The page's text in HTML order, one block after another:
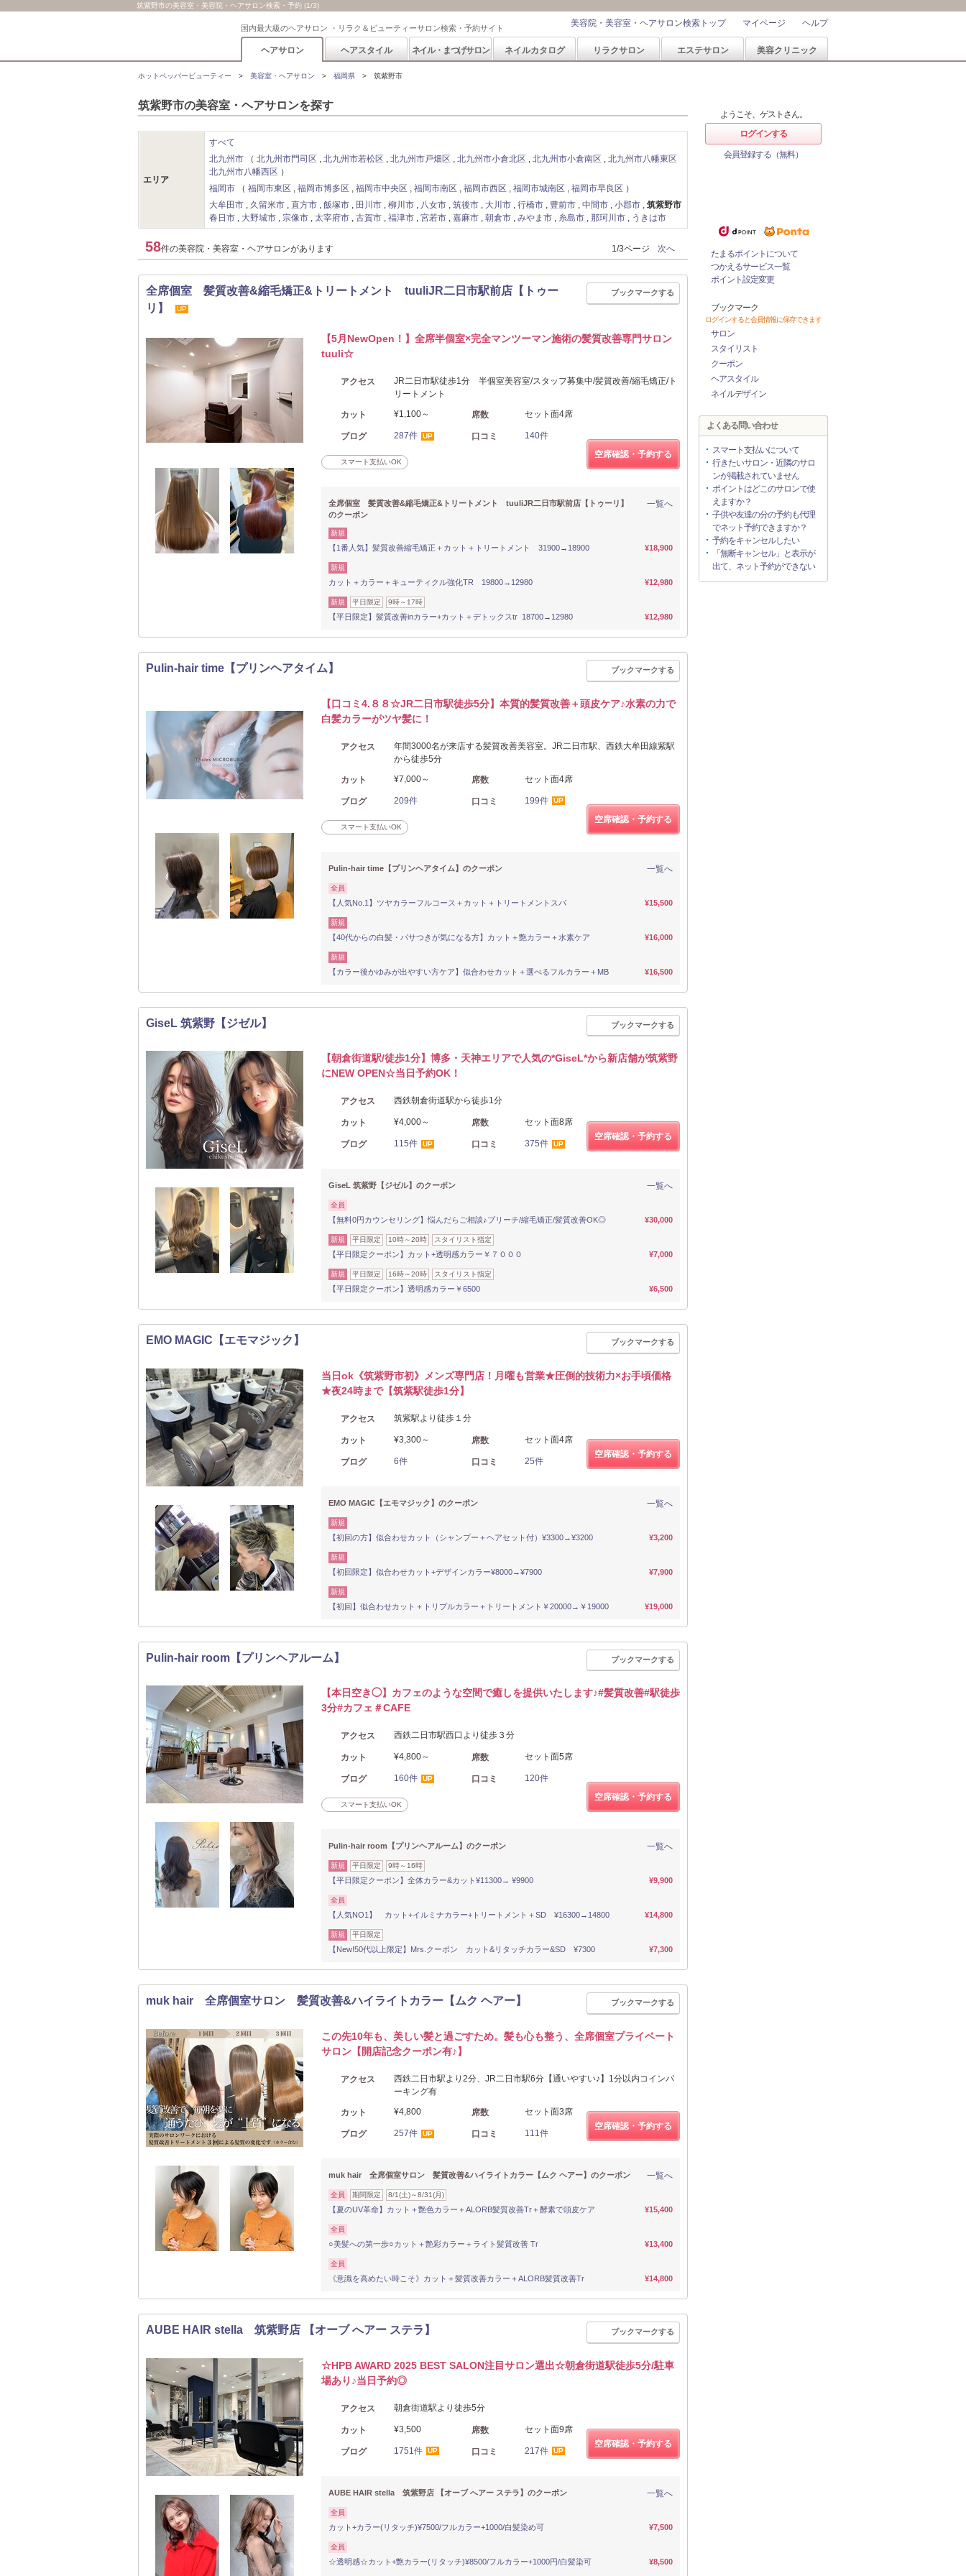
筑紫野市の美容室・美容院・ヘアサロン検索・予約 (1/3)
国内最大級のヘアサロン ・リラク＆ビューティーサロン検索・予約サイト ヘルプ
マイページ
美容院・美容室・ヘアサロン検索トップ
ヘアサロン ヘアスタイル ネイル・まつげサロン ネイルカタログ リラクサロン エステサロン 美容クリニック
ホットペッパービューティー 美容室・ヘアサロン 福岡県 筑紫野市
筑紫野市の美容室・ヘアサロンを探す
エリア
すべて
北九州市
北九州市門司区 北九州市若松区 北九州市戸畑区 北九州市小倉北区 北九州市小倉南区
北九州市八幡東区
北九州市八幡西区
福岡市
福岡市東区 福岡市博多区 福岡市中央区 福岡市南区 福岡市西区 福岡市城南区
福岡市早良区
大牟田市
久留米市 直方市 飯塚市 田川市 柳川市 八女市 筑後市 大川市 行橋市 豊前市 中間市 小郡市
筑紫野市
春日市
大野城市 宗像市 太宰府市 古賀市 福津市 宮若市 嘉麻市 朝倉市 みやま市 糸島市 那珂川市 うきは市
58件の美容院・美容室・ヘアサロンがあります 1/3ページ 次へ
全席個室 髪質改善&縮毛矯正&トリートメント tuuliJR二日市駅前店【トゥー
リ】
UP
ブックマークする
【5月NewOpen！】全席半個室×完全マンツーマン施術の髪質改善専門サロン
tuuli☆
アクセス
JR二日市駅徒歩1分 半個室美容室/スタッフ募集中/髪質改善/縮毛矯正/ト
リートメント
カット ¥1,100～ 席数 セット面4席
ブログ 287件 UP 口コミ 140件
スマート支払いOK
空席確認・予約する
全席個室 髪質改善&縮毛矯正&トリートメント tuuliJR二日市駅前店【トゥーリ】
のクーポン
一覧へ
新規
【1番人気】髪質改善縮毛矯正＋カット＋トリートメント 31900→18900 ¥18,900
新規
カット＋カラー＋キューティクル強化TR 19800→12980 ¥12,980
新規 平日限定 9時～17時
【平日限定】髪質改善inカラー+カット＋デトックスtr 18700→12980 ¥12,980
Pulin-hair time【プリンヘアタイム】 ブックマークする
【口コミ4.８８☆JR二日市駅徒歩5分】本質的髪質改善＋頭皮ケア♪水素の力で
白髪カラーがツヤ髪に！
アクセス
年間3000名が来店する髪質改善美容室。JR二日市駅、西鉄大牟田線紫駅
から徒歩5分
カット ¥7,000～ 席数 セット面4席
ブログ 209件 口コミ 199件 UP
スマート支払いOK
空席確認・予約する
Pulin-hair time【プリンヘアタイム】のクーポン 一覧へ
全員
【人気No.1】ツヤカラーフルコース＋カット＋トリートメントスパ ¥15,500
新規
【40代からの白髪・パサつきが気になる方】カット＋艶カラー＋水素ケア ¥16,000
新規
【カラー後かゆみが出やすい方ケア】似合わせカット＋選べるフルカラー＋MB ¥16,500
GiseL 筑紫野【ジゼル】 ブックマークする
【朝倉街道駅/徒歩1分】博多・天神エリアで人気の*GiseL*から新店舗が筑紫野
にNEW OPEN☆当日予約OK！
アクセス 西鉄朝倉街道駅から徒歩1分
カット ¥4,000～ 席数 セット面8席
ブログ 115件 UP 口コミ 375件 UP
空席確認・予約する
GiseL 筑紫野【ジゼル】のクーポン 一覧へ
全員
【無料0円カウンセリング】悩んだらご相談♪ブリーチ/縮毛矯正/髪質改善OK◎ ¥30,000
新規 平日限定 10時～20時 スタイリスト指定
【平日限定クーポン】カット+透明感カラー￥７０００ ¥7,000
新規 平日限定 16時～20時 スタイリスト指定
【平日限定クーポン】透明感カラー￥6500 ¥6,500
EMO MAGIC【エモマジック】 ブックマークする
当日ok《筑紫野市初》メンズ専門店！月曜も営業★圧倒的技術力×お手頃価格
★夜24時まで【筑紫駅徒歩1分】
アクセス 筑紫駅より徒歩１分
カット ¥3,300～ 席数 セット面4席
ブログ 6件 口コミ 25件
空席確認・予約する
EMO MAGIC【エモマジック】のクーポン 一覧へ
新規
【初回の方】似合わせカット（シャンプー＋ヘアセット付）¥3300→¥3200 ¥3,200
新規
【初回限定】似合わせカット+デザインカラー¥8000→¥7900 ¥7,900
新規
【初回】似合わせカット＋トリプルカラー＋トリートメント￥20000→￥19000 ¥19,000
Pulin-hair room【プリンヘアルーム】 ブックマークする
【本日空き◯】カフェのような空間で癒しを提供いたします♪#髪質改善#駅徒歩
3分#カフェ＃CAFE
アクセス 西鉄二日市駅西口より徒歩３分
カット ¥4,800～ 席数 セット面5席
ブログ 160件 UP 口コミ 120件
スマート支払いOK
空席確認・予約する
Pulin-hair room【プリンヘアルーム】のクーポン 一覧へ
新規 平日限定 9時～16時
【平日限定クーポン】全体カラー&カット¥11300→ ¥9900 ¥9,900
全員
【人気NO1】 カット+イルミナカラー+トリートメント＋SD ¥16300→14800 ¥14,800
新規 平日限定
【New!50代以上限定】Mrs.クーポン カット&リタッチカラー&SD ¥7300 ¥7,300
muk hair 全席個室サロン 髪質改善&ハイライトカラー【ムク ヘアー】 ブックマークする
この先10年も、美しい髪と過ごすため。髪も心も整う、全席個室プライベート
サロン【開店記念クーポン有♪】
アクセス
西鉄二日市駅より2分、JR二日市駅6分【通いやすい♪】1分以内コインパ
ーキング有
カット ¥4,800 席数 セット面3席
ブログ 257件 UP 口コミ 111件
空席確認・予約する
muk hair 全席個室サロン 髪質改善&ハイライトカラー【ムク ヘアー】のクーポン 一覧へ
全員 期間限定 8/1(土)～8/31(月)
【夏のUV革命】カット＋艶色カラー＋ALORB髪質改善Tr＋酵素で頭皮ケア ¥15,400
全員
○美髪への第一歩○カット＋艶彩カラー＋ライト髪質改善 Tr ¥13,400
全員
《意識を高めたい時こそ》カット＋髪質改善カラー＋ALORB髪質改善Tr ¥14,800
AUBE HAIR stella 筑紫野店 【オーブ へアー ステラ】 ブックマークする
☆HPB AWARD 2025 BEST SALON注目サロン選出☆朝倉街道駅徒歩5分/駐車
場あり♪当日予約◎
アクセス 朝倉街道駅より徒歩5分
カット ¥3,500 席数 セット面9席
ブログ 1751件 UP 口コミ 217件 UP
空席確認・予約する
AUBE HAIR stella 筑紫野店 【オーブ へアー ステラ】のクーポン 一覧へ
全員
カット+カラー(リタッチ)¥7500/フルカラー+1000/白髪染め可 ¥7,500
全員
☆透明感☆カット+艶カラー(リタッチ)¥8500/フルカラー+1000円/白髪染可 ¥8,500
ようこそ、ゲストさん。
ログインする
会員登録する（無料）
たまるポイントについて
つかえるサービス一覧
ポイント設定変更
ブックマーク
ログインすると会員情報に保存できます
サロン
スタイリスト
クーポン
ヘアスタイル
ネイルデザイン
よくある問い合わせ
スマート支払いについて
行きたいサロン・近隣のサロ
ンが掲載されていません
ポイントはどこのサロンで使
えますか？
子供や友達の分の予約も代理
でネット予約できますか？
予約をキャンセルしたい
「無断キャンセル」と表示が
出て、ネット予約ができない